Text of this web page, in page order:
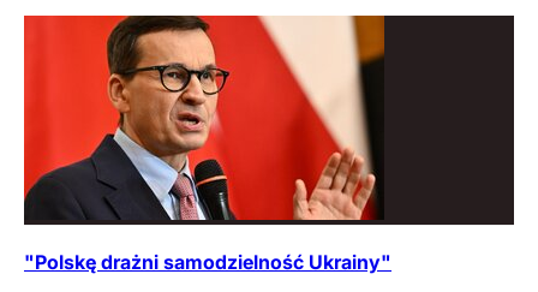
"Polskę drażni samodzielność Ukrainy"